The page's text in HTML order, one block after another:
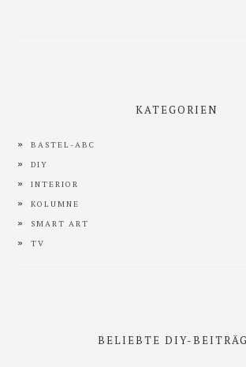
KATEGORIEN
BASTEL-ABC
DIY
INTERIOR
KOLUMNE
SMART ART
TV
BELIEBTE DIY-